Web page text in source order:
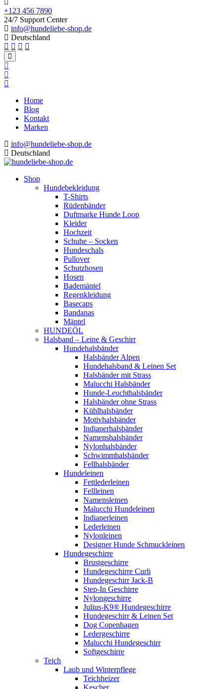
+123 456 7890
24/7 Support Center
info@hundeliebe-shop.de
Deutschland
Home
Blog
Kontakt
Marken
info@hundeliebe-shop.de
Deutschland
Shop
Hundebekleidung
T-Shirts
Rüdenbänder
Duftmarke Hunde Loop
Kleider
Hochzeit
Schuhe – Socken
Hundeschals
Pullover
Schutzhosen
Hosen
Bademäntel
Regenkleidung
Basecaps
Bandanas
Mäntel
HUNDEÖL
Halsband – Leine & Geschirr
Hundehalsbänder
Halsbänder Alpen
Hundehalsband & Leinen Set
Halsbänder mit Strass
Malucchi Halsbänder
Hunde-Leuchthalsbänder
Halsbänder ohne Strass
Kühlhalsbänder
Motivhalsbänder
Indianerhalsbänder
Namenshalsbänder
Nylonhalsbänder
Schwimmhalsbänder
Fellhalsbänder
Hundeleinen
Fettlederleinen
Fellleinen
Namensleinen
Malucchi Hundeleinen
Indianerleinen
Lederleinen
Nylonleinen
Designer Hunde Schmuckleinen
Hundegeschirre
Brustgeschirre
Hundegeschirre Curli
Hundegeschirr Jack-B
Step-In Geschirre
Nylongeschirre
Julius-K9® Hundegeschirre
Hundegeschirr & Leinen Set
Dog Copenhagen
Ledergeschirre
Malucchi Hundegeschirr
Softgeschirre
Teich
Laub und Winterpflege
Teichheizer
Kescher